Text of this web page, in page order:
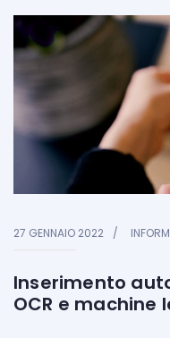
27 GENNAIO 2022
Inserimento
OCR e machine